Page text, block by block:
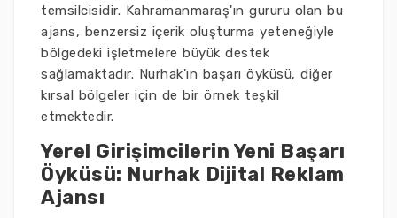
temsilcisidir. Kahramanmaraş'ın gururu olan bu
ajans, benzersiz içerik oluşturma yeteneğiyle
bölgedeki işletmelere büyük destek
sağlamaktadır. Nurhak'ın başarı öyküsü, diğer
kırsal bölgeler için de bir örnek teşkil
etmektedir.
Yerel Girişimcilerin Yeni Başarı
Öyküsü: Nurhak Dijital Reklam
Ajansı